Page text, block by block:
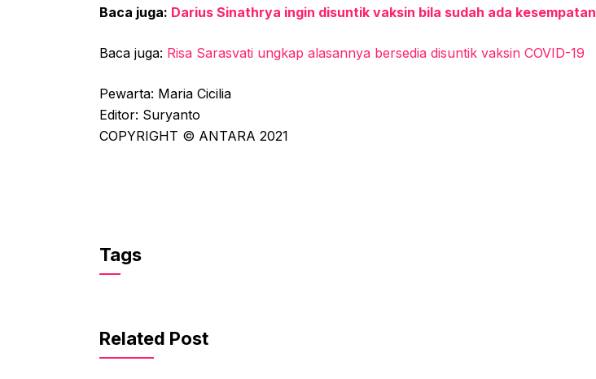
Baca juga: Darius Sinathrya ingin disuntik vaksin bila sudah ada kesempatan
Baca juga: Risa Sarasvati ungkap alasannya bersedia disuntik vaksin COVID-19
Pewarta: Maria Cicilia
Editor: Suryanto
COPYRIGHT © ANTARA 2021
Tags
Related Post